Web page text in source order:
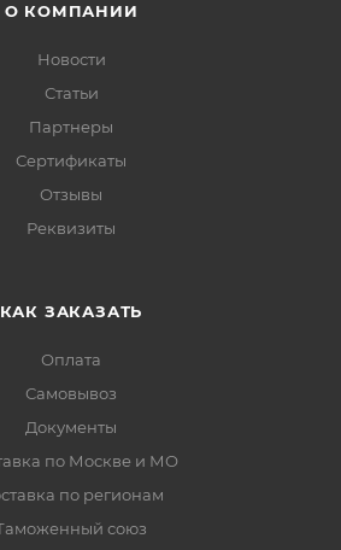
О КОМПАНИИ
Новости
Статьи
Партнеры
Сертификаты
Отзывы
Реквизиты
КАК ЗАКАЗАТЬ
Оплата
Самовывоз
Документы
по Москве и МО
по регионам
союз